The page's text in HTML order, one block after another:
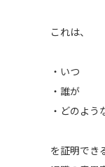
これは、
・いつ
・誰が
・どのよう
を証明でき